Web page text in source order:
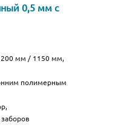
0,5 мм с
мм / 1150 мм,
полимерным